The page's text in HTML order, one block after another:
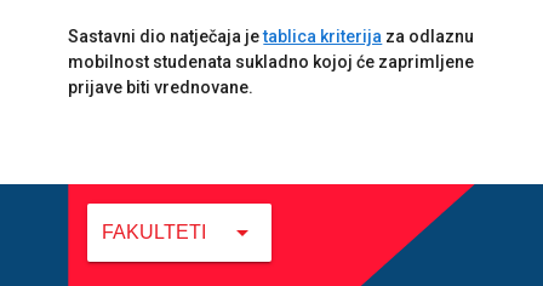
Sastavni dio natječaja jetablica kriterija za odlaznu
mobilnost studenata sukladno kojoj će zaprimljene
prijave biti vrednovane.
FAKULTETI arrow_drop_down